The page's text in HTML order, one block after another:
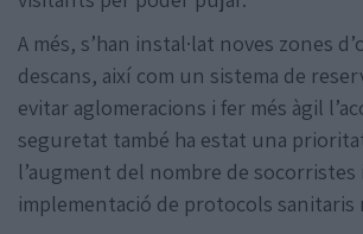
A més, s’han instal·lat noves zones
descans, així com un sistema de
evitar aglomeracions i fer més àgil
seguretat també ha estat una
l’augment del nombre de socorristes
implementació de protocols sanitaris